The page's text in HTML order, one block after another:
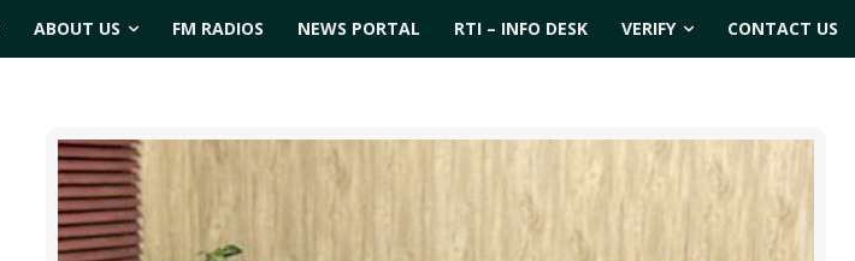
ABOUT US FM RADIOS NEWS PORTAL RTI – INFO DESK VERIFY CONTACT US